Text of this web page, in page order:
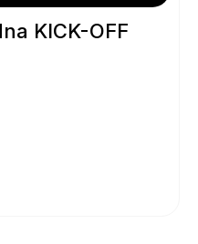
KICK-OFF